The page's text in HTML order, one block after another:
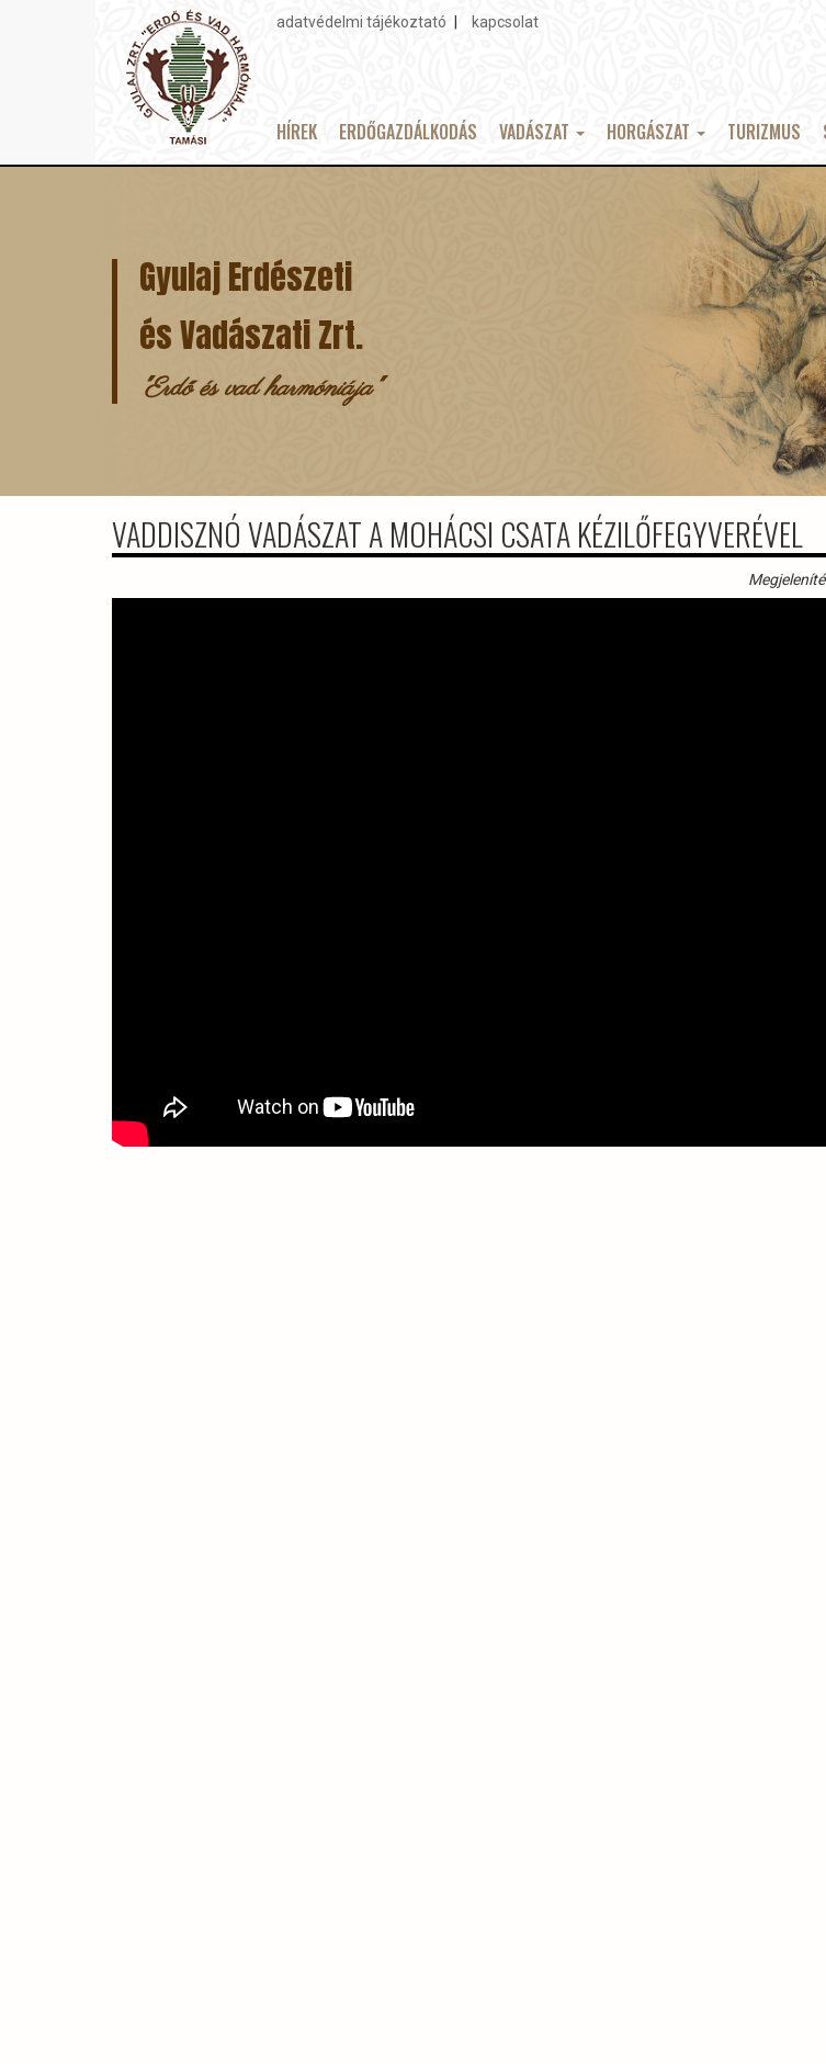
Topmenu
adatvédelmi tájékoztató kapcsolat
Main
HÍREK ERDŐGAZDÁLKODÁS VADÁSZAT HORGÁSZAT TURIZMUS
Gyulaj Erdészeti
és Vadászati Zrt.
"Erdő és vad harmóniája"
VADDISZNÓ VADÁSZAT A MOHÁCSI CSATA KÉZILŐFEGYVERÉVEL